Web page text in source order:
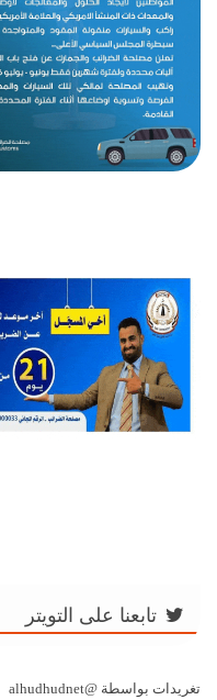
تابعنا على التويتر
تغريدات بواسطة @alhudhudnet